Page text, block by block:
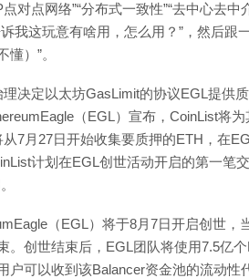
点对点网络”“分布式一致性”“去中心去
我这玩意有啥用，怎么用？”，然后跟
懂）”。
决定以太坊GasLimit的协议EGL提供
（EGL）宣布，CoinList将
7月27日开始收集要质押的ETH，在
计划在EGL创世活动开启的第一笔
（EGL）将于8月7日开启创世
。创世结束后，EGL团队将使用7.5亿
户可以收到该Balancer资金池的流动性